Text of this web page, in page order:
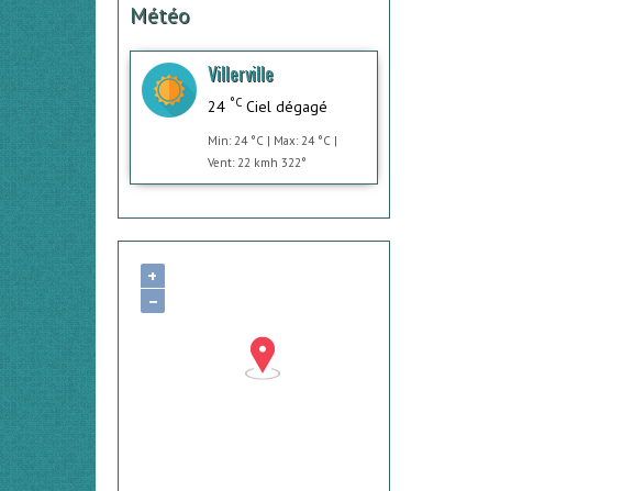
Météo
Villerville
24 °C Ciel dégagé
Min: 24 °C | Max: 24 °C |
Vent: 22 kmh 322°
+
−